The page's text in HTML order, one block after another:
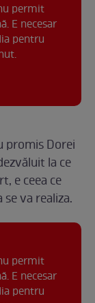
permit
E necesar
pentru
promis Dorei
la ce
e ceea ce
va realiza.
permit
E necesar
pentru